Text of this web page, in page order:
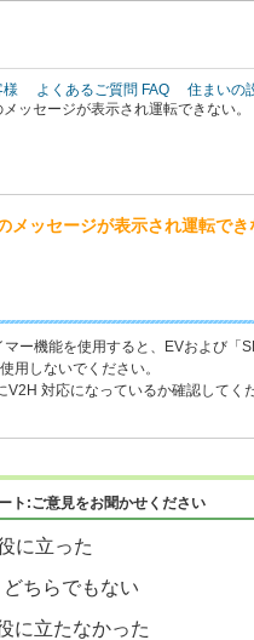
様 よくあるご質問 FAQ 住まいの
ッセージが表示され運転できない
メッセージが表示され運転で
ー機能を使用すると、EVおよび「
用しないでください。
対応になっているか確認してくだ
ト:ご意見をお聞かせください
に立った
ちらでもない
に立たなかった